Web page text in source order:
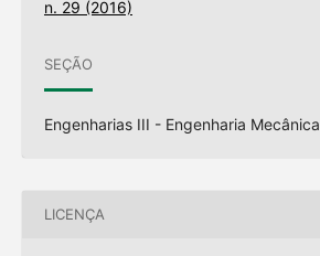
n. 29 (2016)
SEÇÃO
Engenharias III - Engenharia Mecânica
LICENÇA